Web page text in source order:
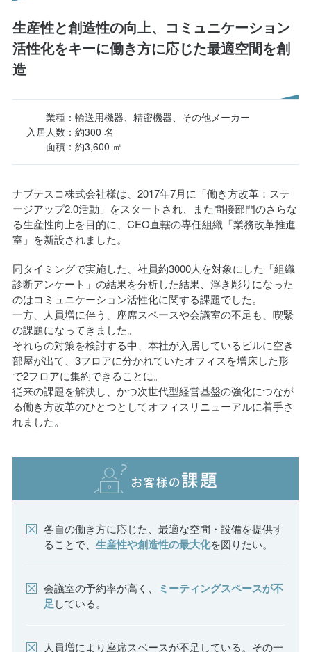
活性化をキーに働き方に応じた最適空間を創
造
業種：輸送用機器、精密機器、その他メーカー
入居人数： 約300 名
面積： 約3,600 ㎡
ージアップ2.0活動」をスタートされ、また間接部門のさらな
る生産性向上を目的に、CEO直轄の専任組織「業務改革推進
室」を新設されました。
診断アンケート」の結果を分析した結果、浮き彫りになった
のはコミュニケーション活性化に関する課題でした。
一方、人員増に伴う、座席スペースや会議室の不足も、喫緊
の課題になってきました。
それらの対策を検討する中、本社が入居しているビルに空き
部屋が出て、3フロアに分かれていたオフィスを増床した形
で2フロアに集約できることに。
従来の課題を解決し、かつ次世代型経営基盤の強化につなが
る働き方改革のひとつとしてオフィスリニューアルに着手さ
れました。
ることで、生産性や創造性の最大化 を図りたい。
足している。
方で、島型レイアウトの机を部門ごとに固定席で使